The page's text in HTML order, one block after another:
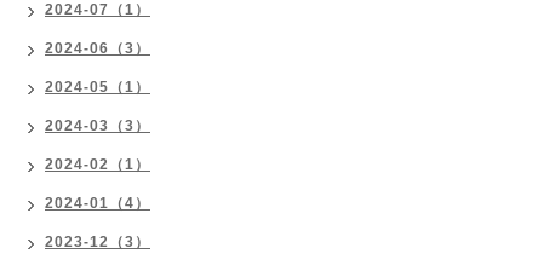
2024-07（1）
2024-06（3）
2024-05（1）
2024-03（3）
2024-02（1）
2024-01（4）
2023-12（3）